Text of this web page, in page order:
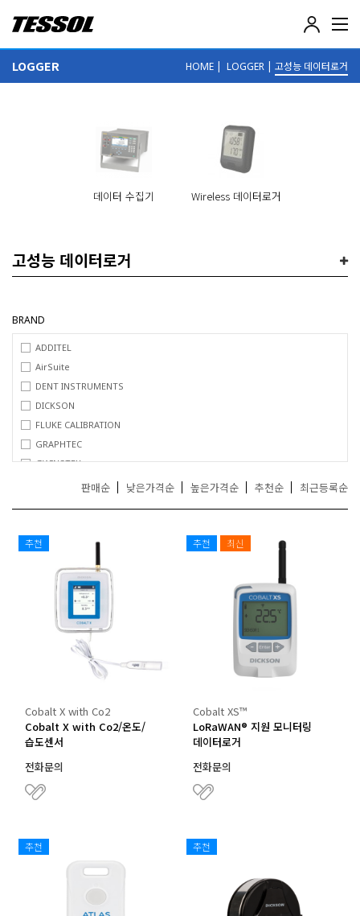
테
(
T
E
계
측
데
이
기
문
LOGGER HOME | LOGGER | 고성능 데이터로거
데이터 수집기 Wireless 데이터로거
고성능 데이터로거
BRAND
ADDITEL
AirSuite
DENT INSTRUMENTS
DICKSON
FLUKE CALIBRATION
GRAPHTEC
GWINSTEK
MADGETECH판매순 낮은가격순 높은가격순 추천순 최근등록순
추천
Cobalt X with Co2
Cobalt X with Co2/온도/
습도센서
전화문의
추천 최신
Cobalt XS™
LoRaWAN® 지원 모니터링
데이터로거
전화문의
추천 추천